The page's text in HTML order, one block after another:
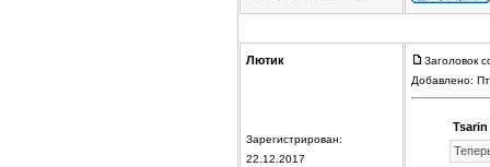
Лютик
Зарегистрирован:
22.12.2017
Заголовок
Добавлено: